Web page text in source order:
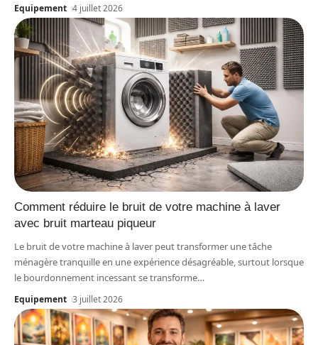
Equipement 4 juillet 2026
Comment réduire le bruit de votre machine à laver
avec bruit marteau piqueur
Le bruit de votre machine à laver peut transformer une tâche
ménagère tranquille en une expérience désagréable, surtout lorsque
le bourdonnement incessant se transforme…
Equipement 3 juillet 2026